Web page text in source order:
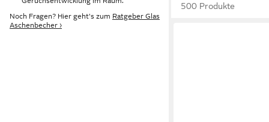
Noch Fragen? Hier geht's zum Ratgeber Glas
Aschenbecher ›
500 Produkte